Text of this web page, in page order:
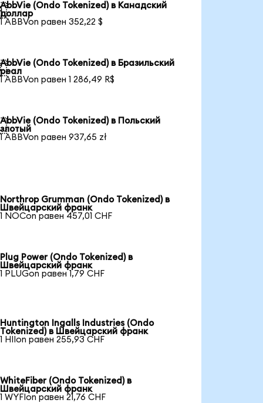
AbbVie (Ondo Tokenized) в Канадский
доллар
1 ABBVon равен 352,22 $
AbbVie (Ondo Tokenized) в Бразильский
реал
1 ABBVon равен 1 286,49 R$
AbbVie (Ondo Tokenized) в Польский
злотый
1 ABBVon равен 937,65 zł
Northrop Grumman (Ondo Tokenized) в
Швейцарский франк
1 NOCon равен 457,01 CHF
Plug Power (Ondo Tokenized) в
Швейцарский франк
1 PLUGon равен 1,79 CHF
Huntington Ingalls Industries (Ondo
Tokenized) в Швейцарский франк
1 HIIon равен 255,93 CHF
WhiteFiber (Ondo Tokenized) в
Швейцарский франк
1 WYFIon равен 21,76 CHF